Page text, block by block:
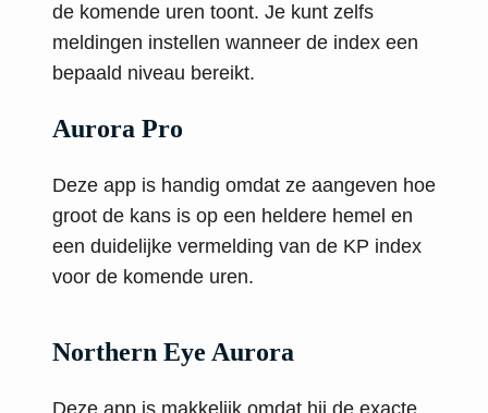
de komende uren toont. Je kunt zelfs
meldingen instellen wanneer de index een
bepaald niveau bereikt.
Aurora Pro
Deze app is handig omdat ze aangeven hoe
groot de kans is op een heldere hemel en
een duidelijke vermelding van de KP index
voor de komende uren.
Northern Eye Aurora